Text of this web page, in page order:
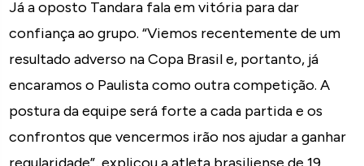
Já a oposto Tandara fala em vitória para dar
confiança ao grupo. “Viemos recentemente de um
resultado adverso na Copa Brasil e, portanto, já
encaramos o Paulista como outra competição. A
postura da equipe será forte a cada partida e os
confrontos que vencermos irão nos ajudar a ganhar